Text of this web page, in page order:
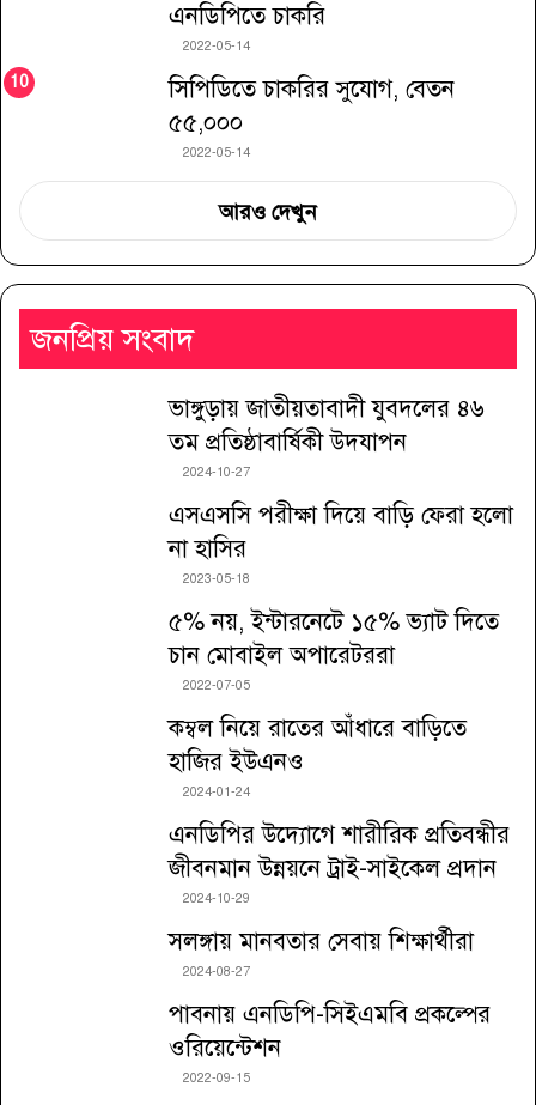
এনডিপিতে চাকরি
2022-05-14
সিপিডিতে চাকরির সুযোগ, বেতন
৫৫,০০০
2022-05-14
আরও দেখুন
জনপ্রিয় সংবাদ
ভাঙ্গুড়ায় জাতীয়তাবাদী যুবদলের ৪৬
তম প্রতিষ্ঠাবার্ষিকী উদযাপন
2024-10-27
এসএসসি পরীক্ষা দিয়ে বাড়ি ফেরা হলো
না হাসির
2023-05-18
৫% নয়, ইন্টারনেটে ১৫% ভ্যাট দিতে
চান মোবাইল অপারেটররা
2022-07-05
কম্বল নিয়ে রাতের আঁধারে বাড়িতে
হাজির ইউএনও
2024-01-24
এনডিপির উদ্যোগে শারীরিক প্রতিবন্ধীর
জীবনমান উন্নয়নে ট্রাই-সাইকেল প্রদান
2024-10-29
সলঙ্গায় মানবতার সেবায় শিক্ষার্থীরা
2024-08-27
পাবনায় এনডিপি-সিইএমবি প্রকল্পের
ওরিয়েন্টেশন
2022-09-15